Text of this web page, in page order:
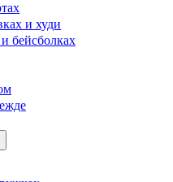
и худи
бейсболках